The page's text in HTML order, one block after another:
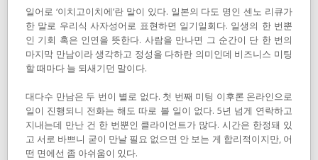
일어로 ‘이치고이치에’란 말이 있다. 일본의 다도 명인 센노 리큐가
한 말로 우리식 사자성어로 표현하면 일기일회다. 일생의 한 번뿐
인 기회 혹은 인연을 뜻한다. 사람을 만나면 그 순간이 단 한 번의
마지막 만남이라 생각하고 정성을 다하란 의미인데 비즈니스 미팅
할 때마다 늘 되새기던 말이다.
대다수 만남은 두 번이 별로 없다. 첫 번째 미팅 이후론 온라인으로
일이 진행되니 전화는 해도 따로 볼 일이 없다. 5년 넘게 연락하고
지내는데 만난 건 한 번뿐인 클라이언트가 많다. 시간은 한정돼 있
고 서로 바쁘니 굳이 만날 필요 없으면 안 보는 게 합리적이지만, 어
떤 면에선 좀 아쉬움이 있다.